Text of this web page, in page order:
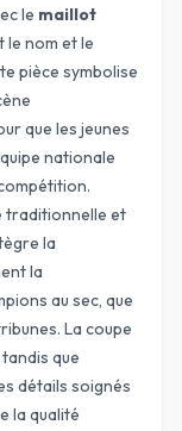
le maillot
le nom et le
pièce symbolise
que les jeunes
nationale
traditionnelle et
la
la
au sec, que
La coupe
que
détails soignés
la qualité